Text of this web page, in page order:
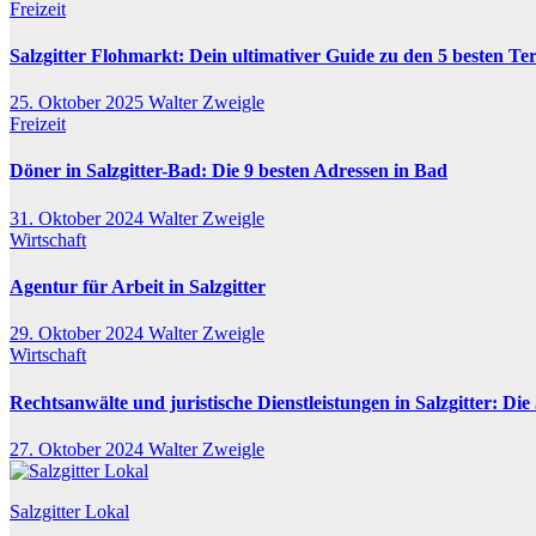
Freizeit
Salzgitter Flohmarkt: Dein ultimativer Guide zu den 5 besten
25. Oktober 2025 Walter Zweigle
Freizeit
Döner in Salzgitter-Bad: Die 9 besten Adressen in Bad
31. Oktober 2024 Walter Zweigle
Wirtschaft
Agentur für Arbeit in Salzgitter
29. Oktober 2024 Walter Zweigle
Wirtschaft
Rechtsanwälte und juristische Dienstleistungen in Salzgitter:
27. Oktober 2024 Walter Zweigle
Salzgitter Lokal